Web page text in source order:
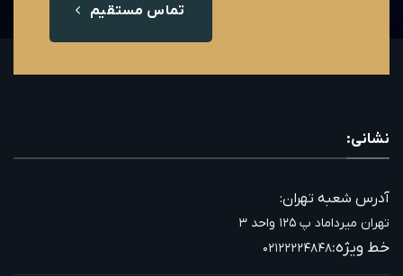
تماس مستقیم
نشانی:
آدرس شعبه تهران:
تهران میرداماد پ ۱۲۵ واحد ۳
خط ویژه:۰۲۱۲۲۲۲۴۸۴۸